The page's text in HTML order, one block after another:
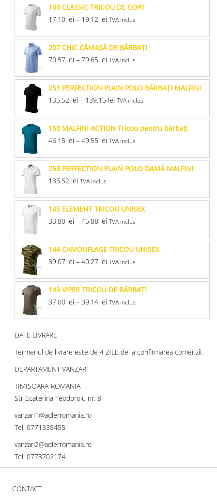
100 CLASSIC TRICOU DE COPII
17.10 lei – 19.12 lei TVA inclus
207 CHIC CĂMAŞĂ DE BĂRBAŢI
70.57 lei – 79.65 lei TVA inclus
251 PERFECTION PLAIN POLO BĂRBAŢI MALFINI
135.52 lei – 139.15 lei TVA inclus
150 MALFINI ACTION Tricou pentru bărbaţi
46.15 lei – 49.55 lei TVA inclus
253 PERFECTION PLAIN POLO DAMĂ MALFINI
135.52 lei TVA inclus
145 ELEMENT TRICOU UNISEX
33.80 lei – 45.88 lei TVA inclus
144 CAMOUFLAGE TRICOU UNISEX
39.07 lei – 40.27 lei TVA inclus
143 VIPER TRICOU DE BĂRBAŢI
37.00 lei – 39.14 lei TVA inclus
DATE LIVRARE
Termenul de livrare este de 4 ZILE de la confirmarea comenzii.
DEPARTAMENT VANZARI
TIMISOARA-ROMANIA
Str Ecaterina Teodoroiu nr. 8
vanzari1@adlerromania.ro
Tel: 0771335455
vanzari2@adlerromania.ro
Tel: 0773702174
CONTACT